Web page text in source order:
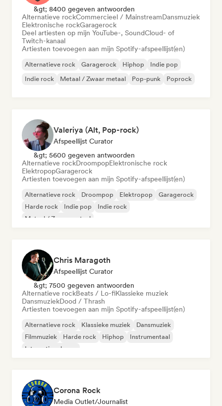
&gt; 8400 gegeven antwoorden
Alternatieve rockCommercieel / MainstreamDansmuziek
Elektronische rockGaragerock
Deel artiesten op mijn YouTube-, SoundCloud- of
Twitch-kanaal
Artiesten toevoegen aan mijn Spotify-afspeellijst(en)
Alternatieve rock Garagerock Hiphop
Indie pop
Indie rock
Metaal / Zwaar metaal Pop-punk Poprock
Valeriya (Alt, Pop-rock)
Afspeellijst Curator
&gt; 5600 gegeven antwoorden
Alternatieve rockDroompopElektronische rock
ElektropopGaragerock
Artiesten toevoegen aan mijn Spotify-afspeellijst(en)
Alternatieve rock Droompop Elektropop
Garagerock
Harde rock
Indie pop
Indie rock
Metaal / Zwaar metaal
Chris Maragoth
Afspeellijst Curator
&gt; 7500 gegeven antwoorden
Alternatieve rockBeats / Lo-fiKlassieke muziek
DansmuziekDood / Thrash
Artiesten toevoegen aan mijn Spotify-afspeellijst(en)
Alternatieve rock Klassieke muziek
Dansmuziek
Filmmuziek
Harde rock Hiphop
Instrumentaal
Internationale rap
Corona Rock
Media Outlet/Journalist